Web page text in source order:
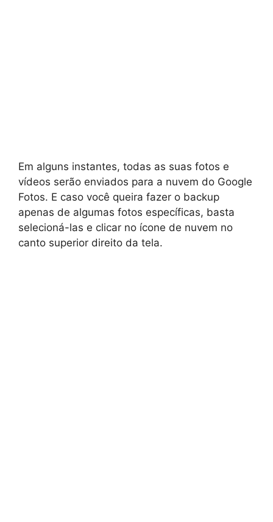
Em alguns instantes, todas as suas fotos e
vídeos serão enviados para a nuvem do Google
Fotos. E caso você queira fazer o backup
apenas de algumas fotos específicas, basta
selecioná-las e clicar no ícone de nuvem no
canto superior direito da tela.